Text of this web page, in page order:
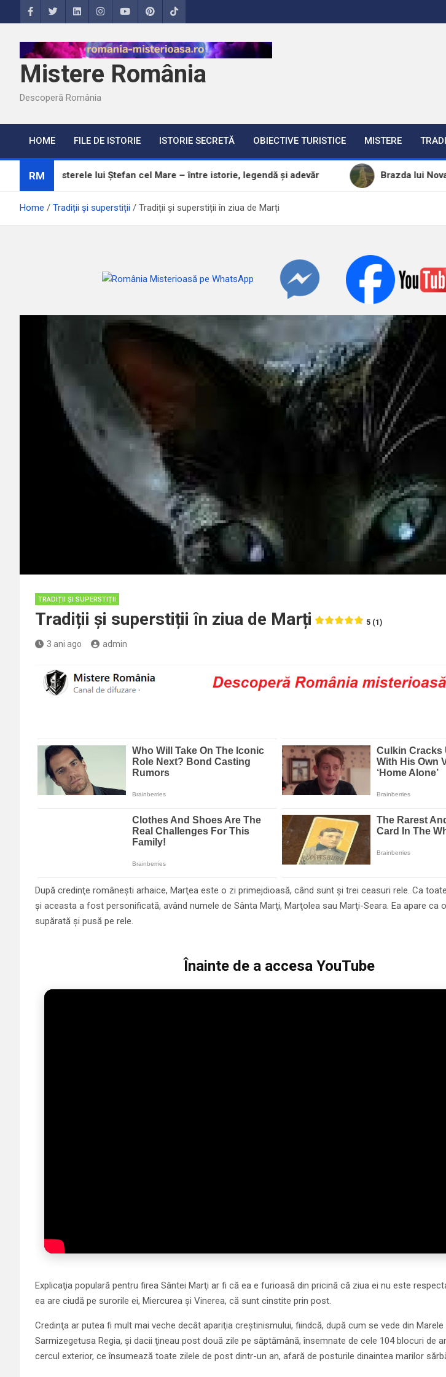
to
Mistere România
Descoperă România
HOME FILE DE ISTORIE ISTORIE SECRETĂ OBIECTIVE TURISTICE MISTERE
RMlui Ștefan cel Mare – între istorie, legendă și adevăr Brazda lui Novac, una
Home Tradiții și superstiții Tradiții și superstiții în ziua de Marți
TRADIȚII ȘI SUPERSTIȚII
Tradiții și superstiții în ziua de Marți 5 (1)
3 ani ago admin
După credinţe româneşti arhaice, Marţea este o zi primejdioasă, când sunt şi trei ceasuri rele. Ca
şi aceasta a fost personificată, având numele de Sânta Marţi, Marţolea sau Marţi-Seara. Ea apare ca
supărată şi pusă pe rele.
Înainte de a accesa YouTube
Explicaţia populară pentru firea Sântei Marţi ar fi că ea e furioasă din pricină că ziua ei nu este
ea are ciudă pe surorile ei, Miercurea şi Vinerea, că sunt cinstite prin post.
Credinţa ar putea fi mult mai veche decât apariţia creştinismului, fiindcă, după cum se vede din Marele
Sarmizegetusa Regia, şi dacii ţineau post două zile pe săptămână, însemnate de cele 104 blocuri de
cercul exterior, ce însumează toate zilele de post dintr-un an, afară de posturile dinaintea marilor